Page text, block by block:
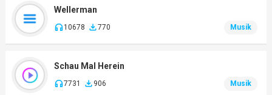
Wellerman
10678 770 Musik
Schau Mal Herein
7731 906 Musik